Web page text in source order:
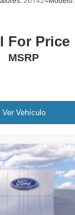
For Price
MSRP
Ver Vehículo